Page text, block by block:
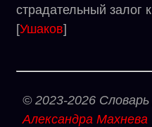
страдательный залог
[Ушаков]
© 2023-2026 Словарь
Александра Махнева